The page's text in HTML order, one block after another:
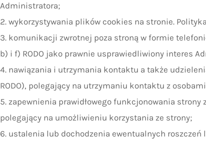
Administratora;
wykorzystywania plików cookies na stronie.
komunikacji zwrotnej poza stroną w formie
b) i f) RODO jako prawnie usprawiedliwiony interes
nawiązania i utrzymania kontaktu a także
RODO), polegający na utrzymaniu kontaktu z
zapewnienia prawidłowego funkcjonowania
polegający na umożliwieniu korzystania ze strony;
ustalenia lub dochodzenia ewentualnych